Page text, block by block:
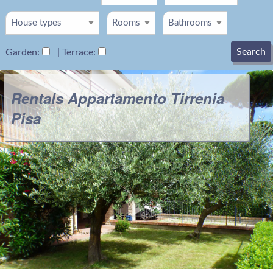
Garden: | Terrace: Search
Rentals Appartamento Tirrenia
Pisa